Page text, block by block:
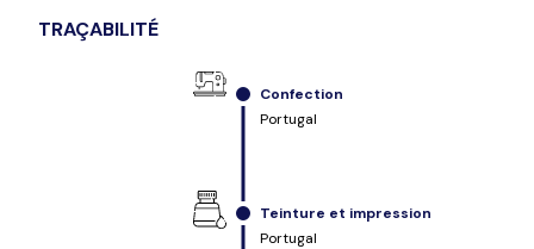
TRAÇABILITÉ
Confection
Portugal
Teinture et impression
Portugal